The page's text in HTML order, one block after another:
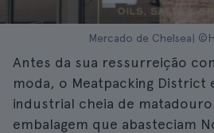
Mercado de Chelsea|
Antes da sua ressurreição
moda, o Meatpacking District
industrial cheia de
embalagem que abasteciam